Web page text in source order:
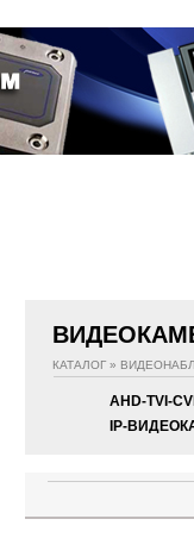
КАТАЛОГ »
AHD-TVI-
IP-